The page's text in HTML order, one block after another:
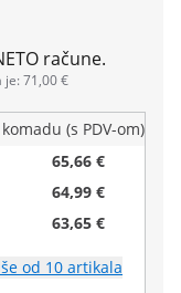
račune.
71,00 €
(s PDV-om)
65,66 €
64,99 €
63,65 €
od 10 artikala